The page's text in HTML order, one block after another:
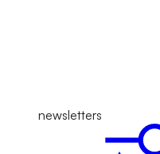
newsletters